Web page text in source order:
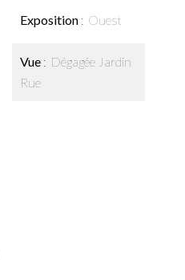
Exposition Ouest
Vue
Dégagée Jardin
Rue